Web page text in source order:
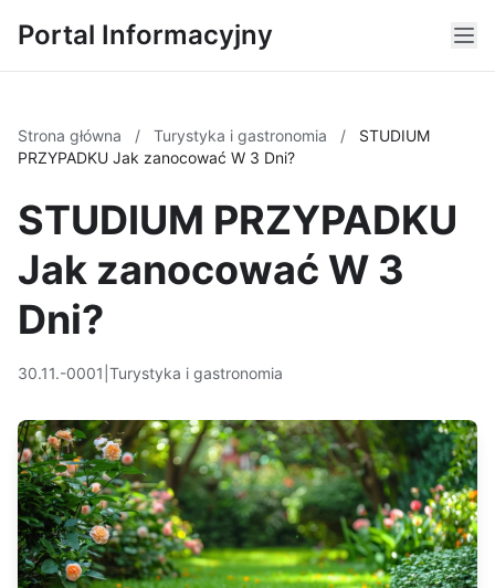
Portal Informacyjny
Strona główna / Turystyka i gastronomia /
STUDIUM
PRZYPADKU Jak zanocować W 3 Dni?
STUDIUM PRZYPADKU
Jak zanocować W 3
Dni?
30.11.-0001 Turystyka i gastronomia